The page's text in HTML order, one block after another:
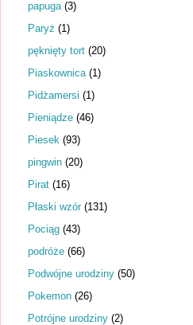
papuga (3)
Paryż (1)
pęknięty tort (20)
Piaskownica (1)
Pidżamersi (1)
Pieniądze (46)
Piesek (93)
pingwin (20)
Pirat (16)
Płaski wzór (131)
Pociąg (43)
podróże (66)
Podwójne urodziny (50)
Pokemon (26)
Potrójne urodziny (2)